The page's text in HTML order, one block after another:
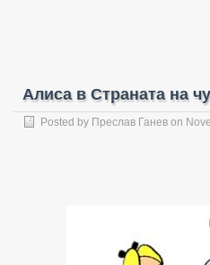
Алиса в Страната на
Posted by Преслав Ганев on